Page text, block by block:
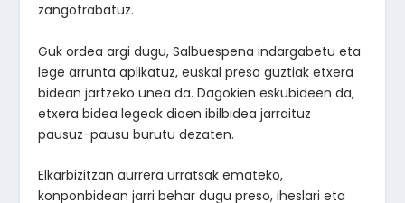
zangotrabatuz.
Guk ordea argi dugu, Salbuespena indargabetu eta
lege arrunta aplikatuz, euskal preso guztiak etxera
bidean jartzeko unea da. Dagokien eskubideen da,
etxera bidea legeak dioen ibilbidea jarraituz
pausuz-pausu burutu dezaten.
Elkarbizitzan aurrera urratsak emateko,
konponbidean jarri behar dugu preso, iheslari eta